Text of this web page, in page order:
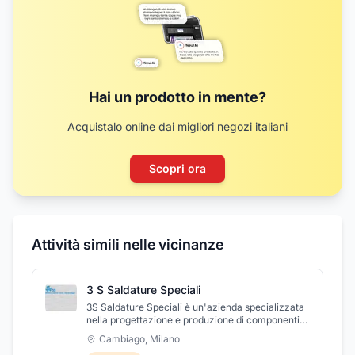
Hai un prodotto in mente?
Acquistalo online dai migliori negozi italiani
Scopri ora
Attività simili nelle vicinanze
3 S Saldature Speciali
3S Saldature Speciali è un'azienda specializzata
nella progettazione e produzione di componenti
ed apparecchiature di scambio termico.
L'azienda si avvale dell'utilizzo di tecnologie
Cambiago, Milano